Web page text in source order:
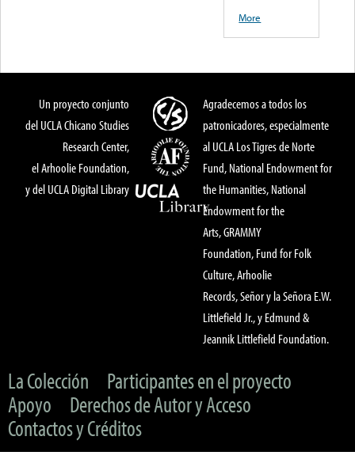
More
Un proyecto conjunto
del UCLA Chicano Studies
Research Center,
el Arhoolie Foundation,
y del UCLA Digital Library
Agradecemos a todos los
patronicadores, especialmente
al UCLA Los Tigres de Norte
Fund, National Endowment for
the Humanities, National
Endowment for the
Arts, GRAMMY
Foundation, Fund for Folk
Culture, Arhoolie
Records, Señor y la Señora E.W.
Littlefield Jr., y Edmund &
Jeannik Littlefield Foundation.
La Colección
Participantes en el proyecto
Apoyo
Derechos de Autor y Acceso
Contactos y Créditos